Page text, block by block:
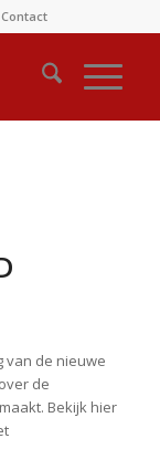
Contact
van de nieuwe
de
Bekijk hier